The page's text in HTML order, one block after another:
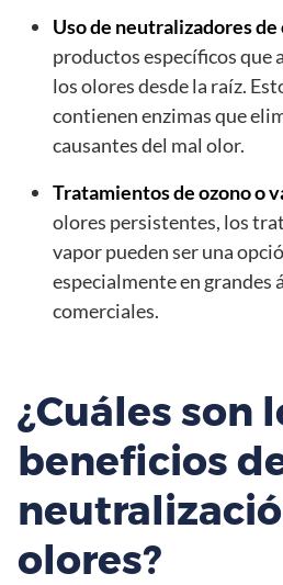
Uso de neutralizadores de
productos específicos que
los olores desde la raíz.
contienen enzimas que
causantes del mal olor.
Tratamientos de ozono o
olores persistentes, los
vapor pueden ser una
especialmente en grandes
comerciales.
¿Cuáles son
beneficios
olores?